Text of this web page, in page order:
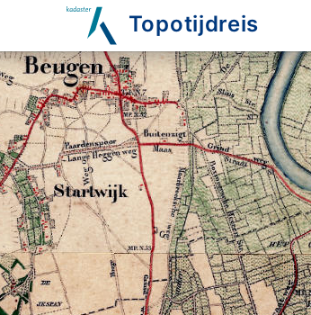
Topotijdreis